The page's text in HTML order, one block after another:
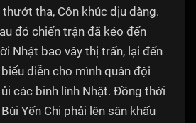
tha, Côn khúc dịu dàng.
đó chiến trận đã kéo đến
Nhật bao vây thị trấn, lại đến
diễn cho mình quân đội
các binh lính Nhật. Đồng thời
Yến Chi phải lên sân khấu